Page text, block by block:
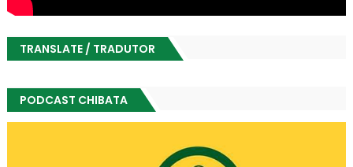
TRANSLATE / TRADUTOR
PODCAST CHIBATA